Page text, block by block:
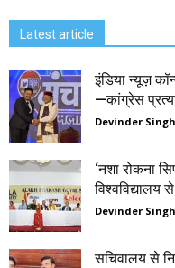
Latest article
इंडिया न्यूज़
—कांग्रेस
Devinder Singh
‘नशा रोकना
विश्वविद्यालय
Devinder Singh
सचिवालय से